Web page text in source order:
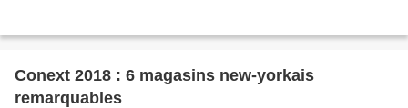
Conext 2018 : 6 magasins new-yorkais
remarquables